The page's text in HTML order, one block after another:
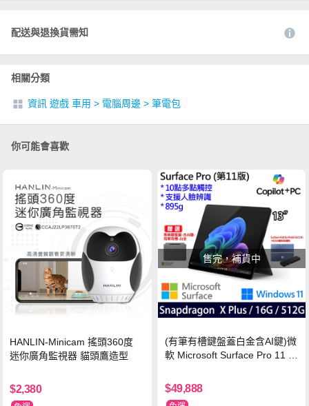
配送與退換貨需知
相關分類
資訊 遊戲 車用 > 電腦周邊 > 筆電包
你可能會喜歡
HANLIN-Minicam 搖頭360度
迷你廣角監視器 貓頭鷹造型
$2,380
售完，補貨中
(有筆有槽鍵盤蓋白金含AI鍵)微
軟 Microsoft Surface Pro 11 (S
石墨黑
$49,888